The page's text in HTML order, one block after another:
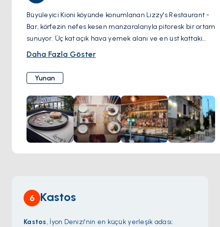
Büyüleyici Kioni köyünde konumlanan Lizzy's Restaurant -
Bar, körfezin nefes kesen manzaralarıyla pitoresk bir ortam
sunuyor. Üç kat açık hava yemek alanı ve en üst kattaki
barıyla Lizzy's, İyonya'nın gece gökyüzünün güzelliğini
sağlıyor.
Daha Fazla Göster
Yunan
6 Kastos
Kastos, İyon Denizi'nin en küçük yerleşik adası;